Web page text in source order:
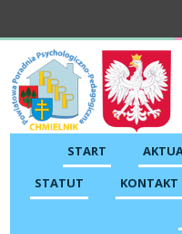
START
STATUT
KONTAKT